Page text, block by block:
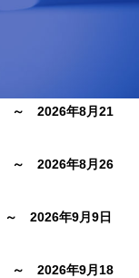
～ 2026年8月21
～ 2026年8月26
2026年9月9日
～ 2026年9月18